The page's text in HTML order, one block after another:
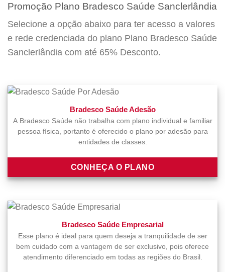
Promoção Plano Bradesco Saúde Sanclerlândia
Selecione a opção abaixo para ter acesso a valores
e rede credenciada do plano Plano Bradesco Saúde
Sanclerlândia com até 65% Desconto.
Bradesco Saúde Adesão
A Bradesco Saúde não trabalha com plano individual e familiar
pessoa física, portanto é oferecido o plano por adesão para
entidades de classes.
CONHEÇA O PLANO
Bradesco Saúde Empresarial
Esse plano é ideal para quem deseja a tranquilidade de ser
bem cuidado com a vantagem de ser exclusivo, pois oferece
atendimento diferenciado em todas as regiões do Brasil.